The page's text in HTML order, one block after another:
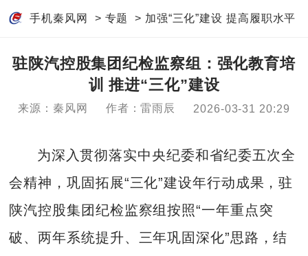
手机秦风网 > 专题 > 加强“三化”建设 提高履职水平
驻陕汽控股集团纪检监察组：强化教育培
训 推进“三化”建设
来源：秦风网 作者：雷雨辰 2026-03-31 20:29
为深入贯彻落实中央纪委和省纪委五次全
会精神，巩固拓展“三化”建设年行动成果，驻
陕汽控股集团纪检监察组按照“一年重点突
破、两年系统提升、三年巩固深化”思路，结